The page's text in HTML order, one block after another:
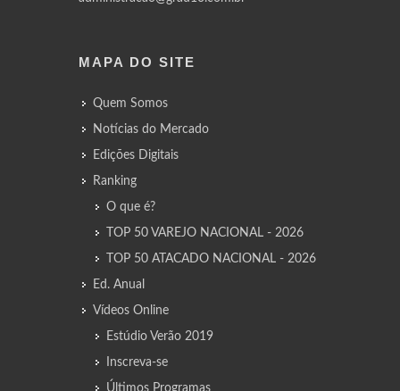
MAPA DO SITE
Quem Somos
Notícias do Mercado
Edições Digitais
Ranking
O que é?
TOP 50 VAREJO NACIONAL - 2026
TOP 50 ATACADO NACIONAL - 2026
Ed. Anual
Vídeos Online
Estúdio Verão 2019
Inscreva-se
Últimos Programas